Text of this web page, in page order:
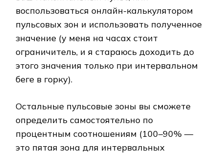
воспользоваться онлайн-калькулятором
пульсовых зон и использовать полученное
значение (у меня на часах стоит
ограничитель, и я стараюсь доходить до
этого значения только при интервальном
беге в горку).
Остальные пульсовые зоны вы сможете
определить самостоятельно по
процентным соотношениям (100–90% —
это пятая зона для интервальных